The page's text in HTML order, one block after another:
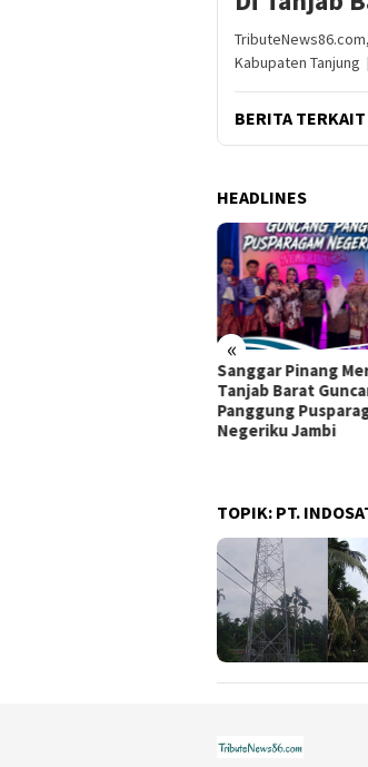
Kabupaten
BERITA TERKAIT
HEADLINES
«
Sanggar Pinang
Tanjab Barat
Panggung
Negeriku Jambi
TOPIK: PT.